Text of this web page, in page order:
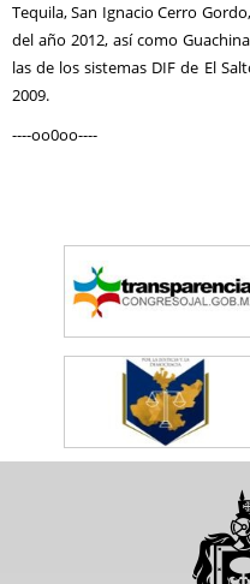
Tequila, San Ignacio Cerro
del año 2012, así como
las de los sistemas DIF de El
2009.
----oo0oo----